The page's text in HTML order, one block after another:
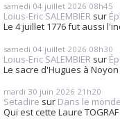
samedi 04 juillet 2026 08h45
Loius-Eric SALEMBIER sur
Le 4 juillet 1776 fut aussi
samedi 04 juillet 2026 08h30
Loius-Eric SALEMBIER sur
Le sacre d'Hugues à
mardi 30 juin 2026 21h20
Setadire sur Dans le
Qui est cette Laure